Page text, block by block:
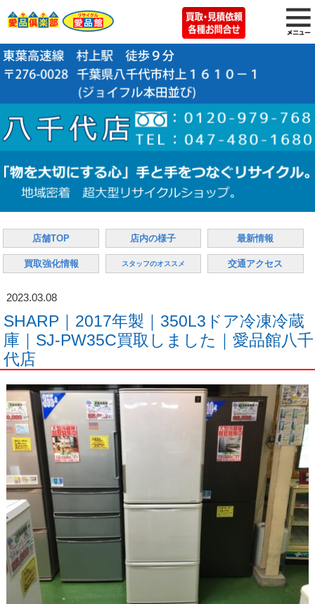
店舗TOP 店内の様子 最新情報
買取強化情報 スタッフのオススメ 交通アクセス
2023.03.08
SHARP｜2017年製｜350L3ドア冷凍冷蔵
庫｜SJ-PW35C買取しました｜愛品館八千
代店